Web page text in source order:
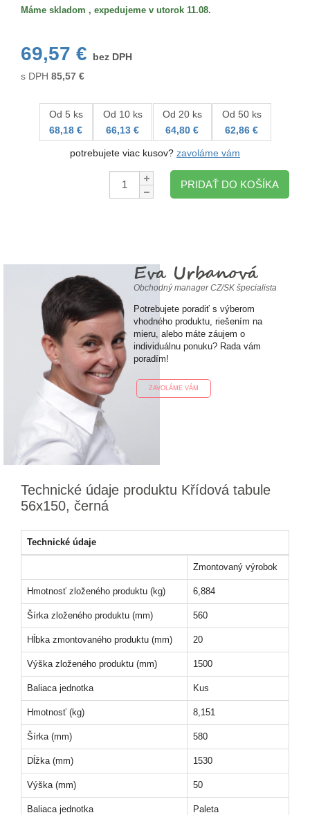
Máme skladom , expedujeme v utorok 11.08.
69,57 €
bez DPH
s DPH 85,57 €
Od 5 ks
68,18 €
Od 10 ks
66,13 €
Od 20 ks
64,80 €
Od 50 ks
62,86 €
potrebujete viac kusov? zavoláme vám
Množstvo:
PRIDAŤ DO KOŠÍKA
Eva Urbanová
Obchodný manager CZ/SK špecialista
Potrebujete poradiť s výberom
vhodného produktu, riešením na
mieru, alebo máte záujem o
individuálnu ponuku? Rada vám
poradím!
ZAVOLÁME VÁM
Technické údaje produktu Křídová tabule
56x150, černá
Technické údaje
Zmontovaný výrobok
Hmotnosť zloženého produktu (kg) 6,884
Šírka zloženého produktu (mm) 560
Hĺbka zmontovaného produktu (mm) 20
Výška zloženého produktu (mm) 1500
Baliaca jednotka Kus
Hmotnosť (kg) 8,151
Šírka (mm) 580
Dĺžka (mm) 1530
Výška (mm) 50
Baliaca jednotka Paleta